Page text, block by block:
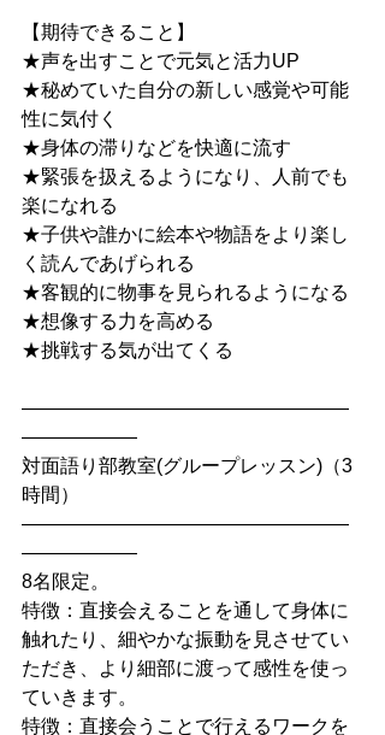
【期待できること】
★声を出すことで元気と活力UP
★秘めていた自分の新しい感覚や可能
性に気付く
★身体の滞りなどを快適に流す
★緊張を扱えるようになり、人前でも
楽になれる
★子供や誰かに絵本や物語をより楽し
く読んであげられる
★客観的に物事を見られるようになる
★想像する力を高める
★挑戦する気が出てくる
―――――――――――――――――
――――――
対面語り部教室(グループレッスン)（3
時間）
―――――――――――――――――
――――――
8名限定。
特徴：直接会えることを通して身体に
触れたり、細やかな振動を見させてい
ただき、より細部に渡って感性を使っ
ていきます。
特徴：直接会うことで行えるワークを